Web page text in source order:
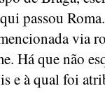
passou
via
Há que não
e à qual foi